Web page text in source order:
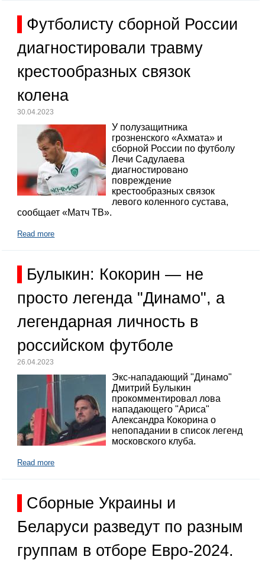
Футболисту сборной России
диагностировали травму
крестообразных связок
колена
30.04.2023
У полузащитника
грозненского «Ахмата» и
сборной России по футболу
Лечи Садулаева
диагностировано
повреждение
крестообразных связок
левого коленного сустава,
сообщает «Матч ТВ».
Read more
Булыкин: Кокорин — не
просто легенда "Динамо", а
легендарная личность в
российском футболе
26.04.2023
Экс-нападающий "Динамо"
Дмитрий Булыкин
прокомментировал лова
нападающего "Ариса"
Александра Кокорина о
непопадании в список легенд
московского клуба.
Read more
Сборные Украины и
Беларуси разведут по разным
группам в отборе Евро-2024.